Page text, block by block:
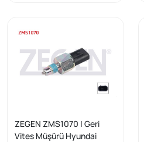
(M06.Ec) 2010 -
ZEGEN ZMS1070 | Geri
Vites Müşürü Hyundai